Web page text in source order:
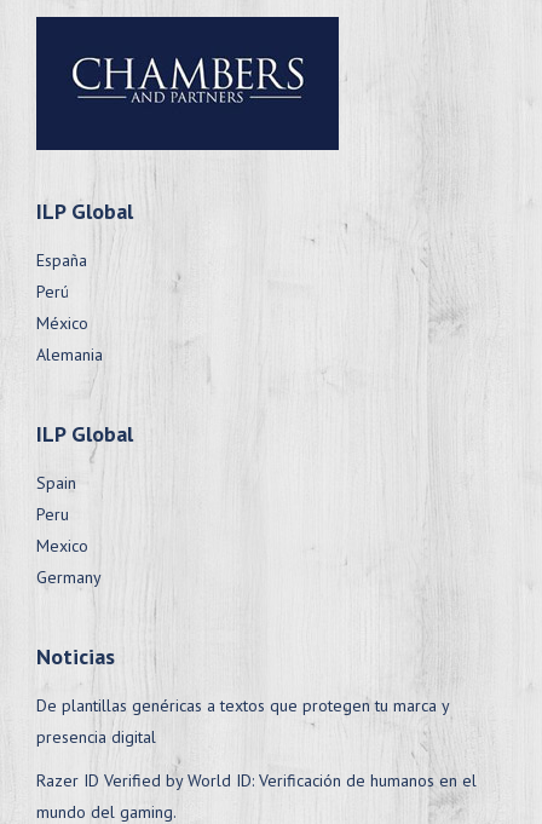
ILP Global
España
Perú
México
Alemania
ILP Global
Spain
Peru
Mexico
Germany
Noticias
De plantillas genéricas a textos que protegen tu marca y
presencia digital
Razer ID Verified by World ID: Verificación de humanos en el
mundo del gaming.